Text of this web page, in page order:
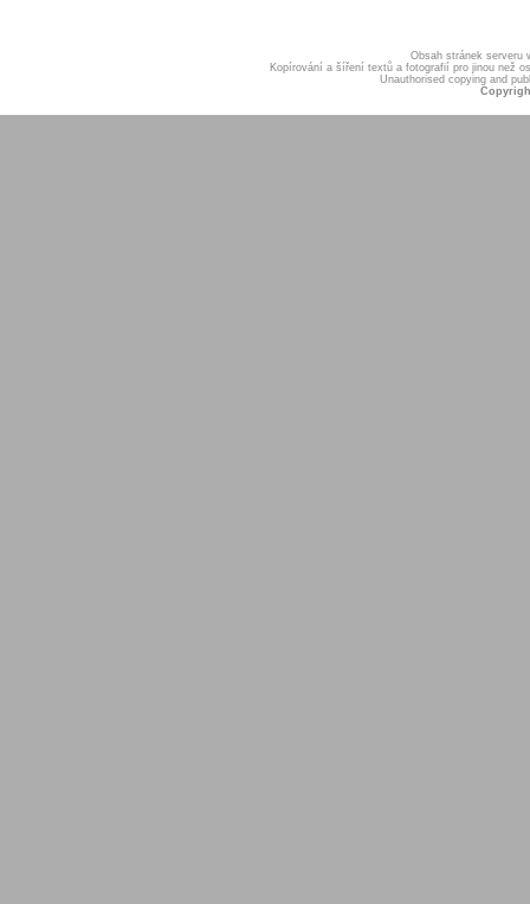
Obsah stránek serveru
Kopírování a šíření textů a fotografií pro jinou než
Unauthorised copying and